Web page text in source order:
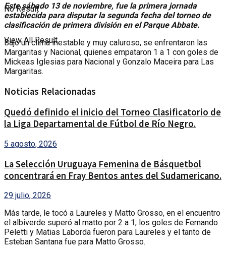
No Result
View All Result
Este sábado 13 de noviembre, fue la primera jornada
establecida para disputar la segunda fecha del torneo de
clasificación de primera división en el Parque Abbate.
Bajo un clima inestable y muy caluroso, se enfrentaron las
Margaritas y Nacional, quienes empataron 1 a 1 con goles de
Mickeas Iglesias para Nacional y Gonzalo Maceira para Las
Margaritas.
Noticias Relacionadas
Quedó definido el inicio del Torneo Clasificatorio de
la Liga Departamental de Fútbol de Río Negro.
5 agosto, 2026
La Selección Uruguaya Femenina de Básquetbol
concentrará en Fray Bentos antes del Sudamericano.
29 julio, 2026
Más tarde, le tocó a Laureles y Matto Grosso, en el encuentro
el albiverde superó al matto por 2 a 1, los goles de Fernando
Peletti y Matias Laborda fueron para Laureles y el tanto de
Esteban Santana fue para Matto Grosso.